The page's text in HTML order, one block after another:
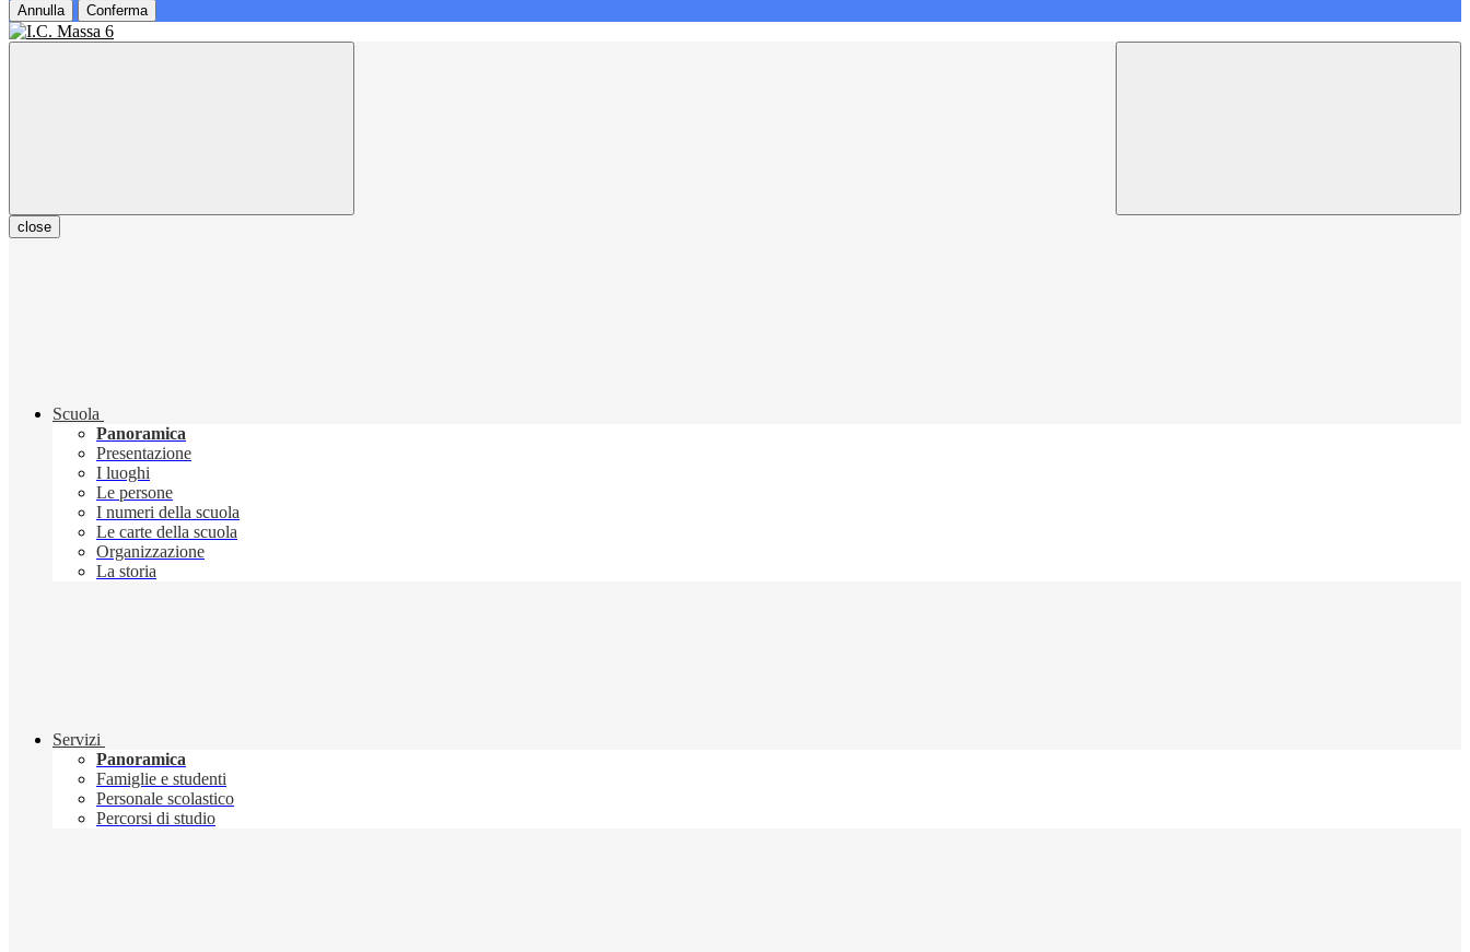
Annulla Conferma
close
Scuola
Panoramica
Presentazione
I luoghi
Le persone
I numeri della scuola
Le carte della scuola
Organizzazione
La storia
Servizi
Panoramica
Famiglie e studenti
Personale scolastico
Percorsi di studio